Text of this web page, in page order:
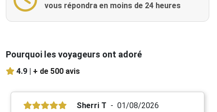
vous répondra en moins de 24 heures
Pourquoi les voyageurs ont adoré
4.9 | + de 500 avis
Sherri T 01/08/2026